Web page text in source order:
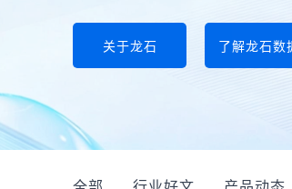
关于龙石 了解龙石数